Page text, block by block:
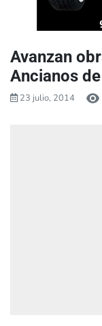
Avanzan
Ancianos
23 julio, 2014